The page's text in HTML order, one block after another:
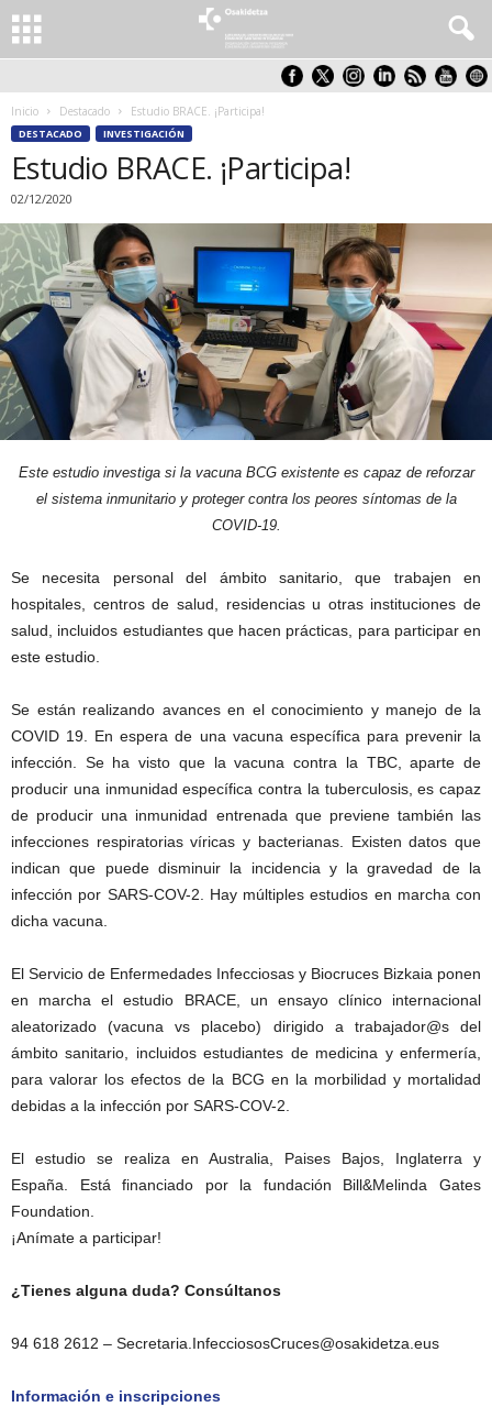
Inicio Destacado Estudio BRACE. ¡Participa!
DESTACADO INVESTIGACIÓN
Estudio BRACE. ¡Participa!
02/12/2020
Este estudio investiga si la vacuna BCG existente es capaz de reforzar
el sistema inmunitario y proteger contra los peores síntomas de la
COVID-19.
Se necesita personal del ámbito sanitario, que trabajen en
hospitales, centros de salud, residencias u otras instituciones de
salud, incluidos estudiantes que hacen prácticas, para participar en
este estudio.
Se están realizando avances en el conocimiento y manejo de la
COVID 19. En espera de una vacuna específica para prevenir la
infección. Se ha visto que la vacuna contra la TBC, aparte de
producir una inmunidad específica contra la tuberculosis, es capaz
de producir una inmunidad entrenada que previene también las
infecciones respiratorias víricas y bacterianas. Existen datos que
indican que puede disminuir la incidencia y la gravedad de la
infección por SARS-COV-2. Hay múltiples estudios en marcha con
dicha vacuna.
El Servicio de Enfermedades Infecciosas y Biocruces Bizkaia ponen
en marcha el estudio BRACE, un ensayo clínico internacional
aleatorizado (vacuna vs placebo) dirigido a trabajador@s del
ámbito sanitario, incluidos estudiantes de medicina y enfermería,
para valorar los efectos de la BCG en la morbilidad y mortalidad
debidas a la infección por SARS-COV-2.
El estudio se realiza en Australia, Paises Bajos, Inglaterra y
España. Está financiado por la fundación Bill&Melinda Gates
Foundation.
¡Anímate a participar!
¿Tienes alguna duda? Consúltanos
94 618 2612 – Secretaria.InfecciososCruces@osakidetza.eus
Información e inscripciones